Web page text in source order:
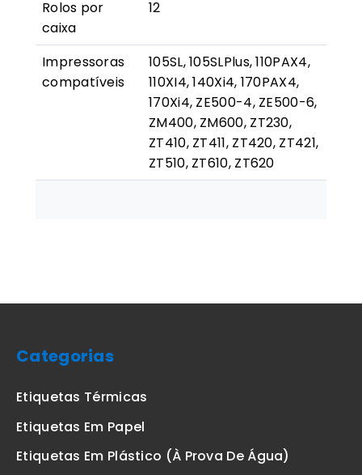
Rolos por
caixa
12
Impressoras
compatíveis
105SL, 105SLPlus, 110PAX4,
110XI4, 140Xi4, 170PAX4,
170Xi4, ZE500-4, ZE500-6,
ZM400, ZM600, ZT230,
ZT410, ZT411, ZT420, ZT421,
ZT510, ZT610, ZT620
Categorias
Etiquetas Térmicas
Etiquetas Em Papel
Etiquetas Em Plástico (à Prova De Água)